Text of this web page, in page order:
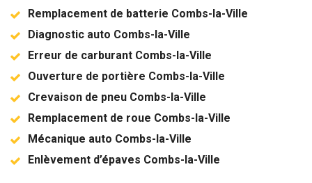
Remplacement de batterie Combs-la-Ville
Diagnostic auto Combs-la-Ville
Erreur de carburant Combs-la-Ville
Ouverture de portière Combs-la-Ville
Crevaison de pneu Combs-la-Ville
Remplacement de roue Combs-la-Ville
Mécanique auto Combs-la-Ville
Enlèvement d’épaves Combs-la-Ville